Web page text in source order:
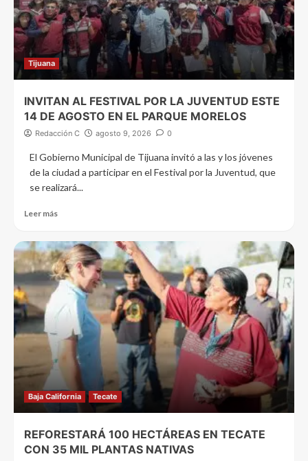
Tijuana
INVITAN AL FESTIVAL POR LA JUVENTUD ESTE
14 DE AGOSTO EN EL PARQUE MORELOS
Redacción C agosto 9, 2026 0
El Gobierno Municipal de Tijuana invitó a las y los jóvenes
de la ciudad a participar en el Festival por la Juventud, que
se realizará...
Leer más
Baja California Tecate
REFORESTARÁ 100 HECTÁREAS EN TECATE
CON 35 MIL PLANTAS NATIVAS